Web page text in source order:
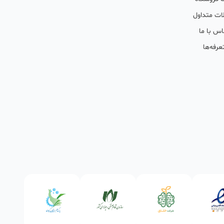
متداول
با ما